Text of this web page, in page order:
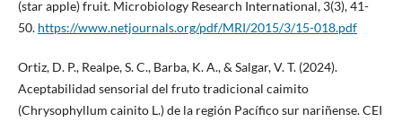
(star apple) fruit. Microbiology Research International, 3(3), 41-
50. https://www.netjournals.org/pdf/MRI/2015/3/15-018.pdf
Ortiz, D. P., Realpe, S. C., Barba, K. A., & Salgar, V. T. (2024).
Aceptabilidad sensorial del fruto tradicional caimito
(Chrysophyllum cainito L.) de la región Pacífico sur nariñense. CEI